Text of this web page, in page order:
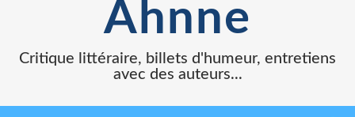
Ahnne
Critique littéraire, billets d'humeur, entretiens
avec des auteurs...